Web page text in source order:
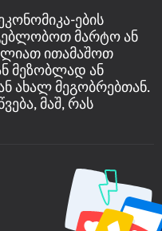
ების
მარტო ან
ითამაშოთ
მეზობლად ან
ახალ მეგობრებთან.
მაშ, რას